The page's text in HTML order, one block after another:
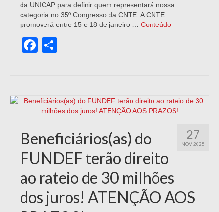
da UNICAP para definir quem representará nossa
categoria no 35º Congresso da CNTE. A CNTE
promoverá entre 15 e 18 de janeiro … Conteúdo
Facebook
27
NOV 2025
Beneficiários(as) do
FUNDEF terão direito
ao rateio de 30 milhões
dos juros! ATENÇÃO AOS